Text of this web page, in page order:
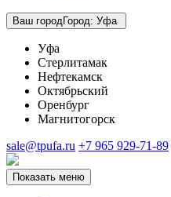
Ваш городГород: Уфа
Уфа
Стерлитамак
Нефтекамск
Октябрьский
Оренбург
Магнитогорск
sale@tpufa.ru +7 965 929-71-89
Показать меню